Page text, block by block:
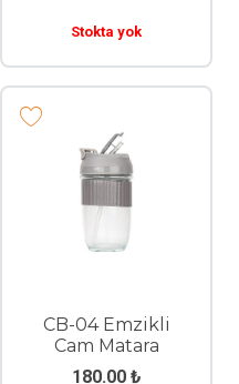
Stokta yok
CB-04 Emzikli
Cam Matara
180.00 ₺